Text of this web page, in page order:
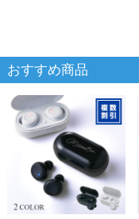
おすすめ商品